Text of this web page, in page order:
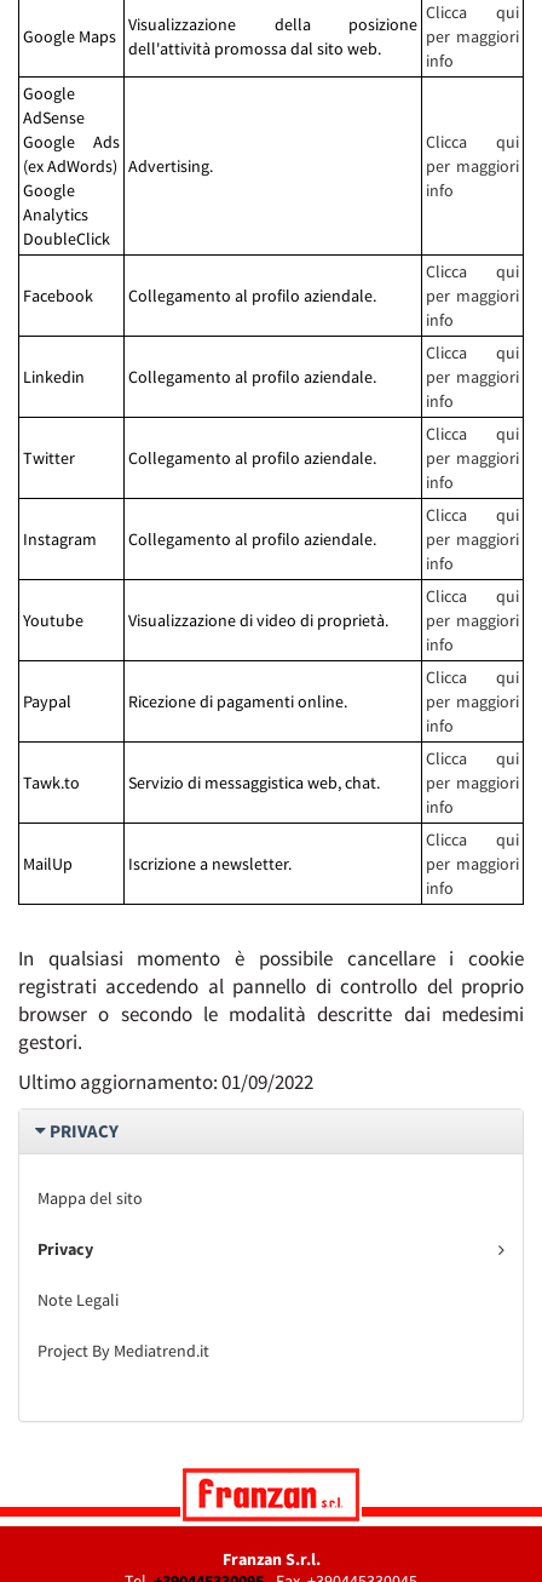
Google Maps
Visualizzazione della posizione
dell'attività promossa dal sito web.
Clicca qui
per maggiori
info
Google
AdSense
Google Ads
(ex AdWords)
Google
Analytics
DoubleClick
Advertising.
Clicca qui
per maggiori
info
Facebook Collegamento al profilo aziendale.
Clicca qui
per maggiori
info
Linkedin Collegamento al profilo aziendale.
Clicca qui
per maggiori
info
Twitter Collegamento al profilo aziendale.
Clicca qui
per maggiori
info
Instagram Collegamento al profilo aziendale.
Clicca qui
per maggiori
info
Youtube Visualizzazione di video di proprietà.
Clicca qui
per maggiori
info
Paypal Ricezione di pagamenti online.
Clicca qui
per maggiori
info
Tawk.to Servizio di messaggistica web, chat.
Clicca qui
per maggiori
info
MailUp Iscrizione a newsletter.
Clicca qui
per maggiori
info
In qualsiasi momento è possibile cancellare i cookie
registrati accedendo al pannello di controllo del proprio
browser o secondo le modalità descritte dai medesimi
gestori.
Ultimo aggiornamento: 01/09/2022
PRIVACY
Mappa del sito
Privacy
Note Legali
Project By Mediatrend.it
Franzan S.r.l.